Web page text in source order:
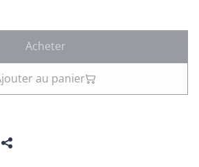
Acheter
au panier